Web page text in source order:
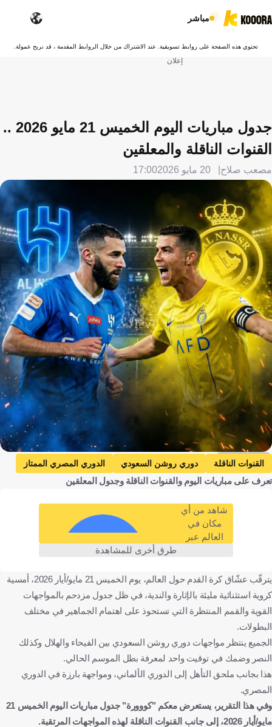
مباشر
تحتوي هذه الصفحة على روابط تسويقية. عند الاشتراك من خلال الروابط المقدمة ، قد نربح عمولة.
إعلان
جدول مباريات اليوم الخميس 21 مايو 2026 ..
القنوات الناقلة والمعلقين
مصعب صلاح 20 مايو 2026 17:00
Getty/Gemini
القنوات الناقلة دوري روشن السعودي
الدوري المصري الممتاز
الفيحاء ضد الهلال
الفيحاء الهلال
الخلود ضد الفتح
الفتح الاتحاد ضد القادسية
الاتحاد
الحزم ضد التعاون الحزم
الرياض ضد الأخدود
نيوم ضد الاتفاق
ضمك
وادي دجلة ضد زد وادي دجلة
زد
فولفسبورج ضد باديربورن
فولفسبورج
باديربورن
ملحق الصعود والهبوط في الدوري الألماني
ألمانيا
المملكة العربية السعودية
مصر
تعرف على مباريات اليوم والقنوات الناقلة وجدول المعلقين
شاهد من أي
مكان في
العالم عبر
طرق أخرى للمشاهدة
يترقّب عشّاق كرة القدم حول العالم، يوم الخميس 21 مايو/أيار 2026، أمسية
كروية استثنائية مليئة بالإثارة والندية، في ظل جدول مزدحم بالمواجهات
القوية والقمم المنتظرة التي تستحوذ على اهتمام الجماهير في مختلف
البطولات.
الجميع ينتظر مواجهات دوري روشن السعودي بين الفيحاء والهلال وكذلك
النصر وضمك في توقيت واحد لمعرفة بطل الموسم الحالي.
هذا بجانب ملحق التأهل إلى الدوري الألماني، ومواجهة بارزة في الدوري
المصري.
وفي هذا التقرير، يستعرض معكم "كووورة" جدول مباريات اليوم الخميس 21
مايو/أيار 2026، إلى جانب القنوات الناقلة لهذه المواجهات المرتقبة.